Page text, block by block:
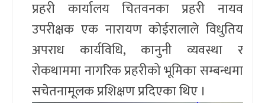
प्रहरी कार्यालय चितवनका प्रहरी नायव
उपरीक्षक एक नारायण कोईरालाले विधुतिय
अपराध कार्यविधि, कानुनी व्यवस्था र
रोकथाममा नागरिक प्रहरीको भूमिका सम्बन्धमा
सचेतनामूलक प्रशिक्षण प्रदिएका थिए ।